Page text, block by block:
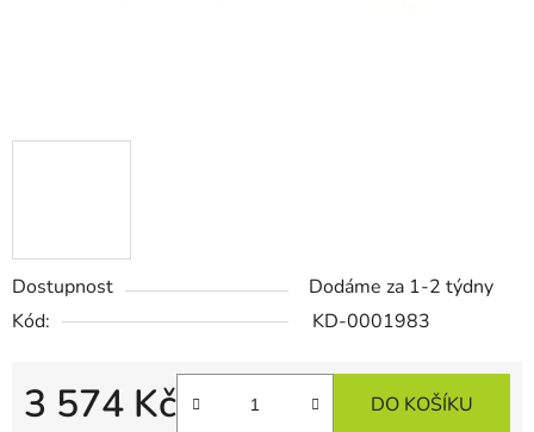
Dostupnost
Dodáme za 1-2 týdny
Kód:
KD-0001983
3 574 Kč DO KOŠÍKU